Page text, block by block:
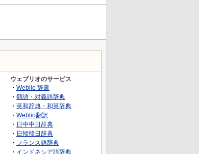
ウェブリオのサービス
・ Weblio 辞書
・ 類語・対義語辞典
・ 英和辞典・和英辞典
・ Weblio翻訳
・ 日中中日辞典
・ 日韓韓日辞典
・ フランス語辞典
・ インドネシア語辞典